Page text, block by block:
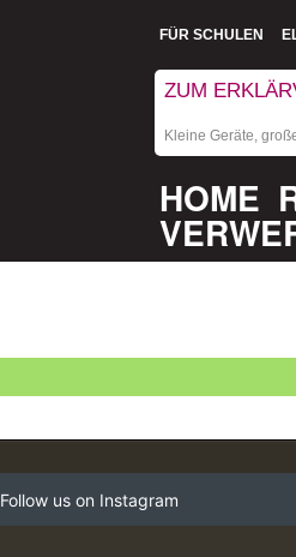
FÜR SCHULEN
ZUM
Kleine Geräte,
HOME
Follow us on Instagram